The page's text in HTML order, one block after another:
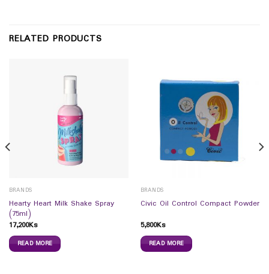
RELATED PRODUCTS
BRANDS
Hearty Heart Milk Shake Spray
(75ml)
17,200Ks
READ MORE
BRANDS
Civic Oil Control Compact Powder
5,800Ks
READ MORE